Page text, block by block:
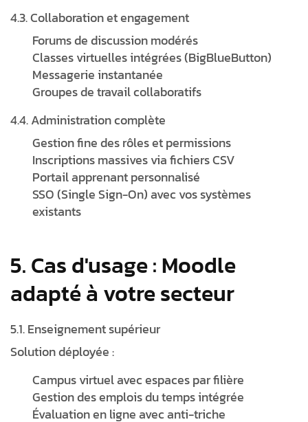
4.3. Collaboration et engagement
Forums de discussion modérés
Classes virtuelles intégrées (BigBlueButton)
Messagerie instantanée
Groupes de travail collaboratifs
4.4. Administration complète
Gestion fine des rôles et permissions
Inscriptions massives via fichiers CSV
Portail apprenant personnalisé
SSO (Single Sign-On) avec vos systèmes
existants
5. Cas d'usage : Moodle
adapté à votre secteur
5.1. Enseignement supérieur
Solution déployée :
Campus virtuel avec espaces par filière
Gestion des emplois du temps intégrée
Évaluation en ligne avec anti-triche